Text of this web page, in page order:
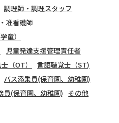
調理師・調理スタッフ
准看護師
童）
児童発達支援管理責任者
（OT）
言語聴覚士（ST)
バス添乗員(保育園、幼稚園)
員(保育園、幼稚園) その他